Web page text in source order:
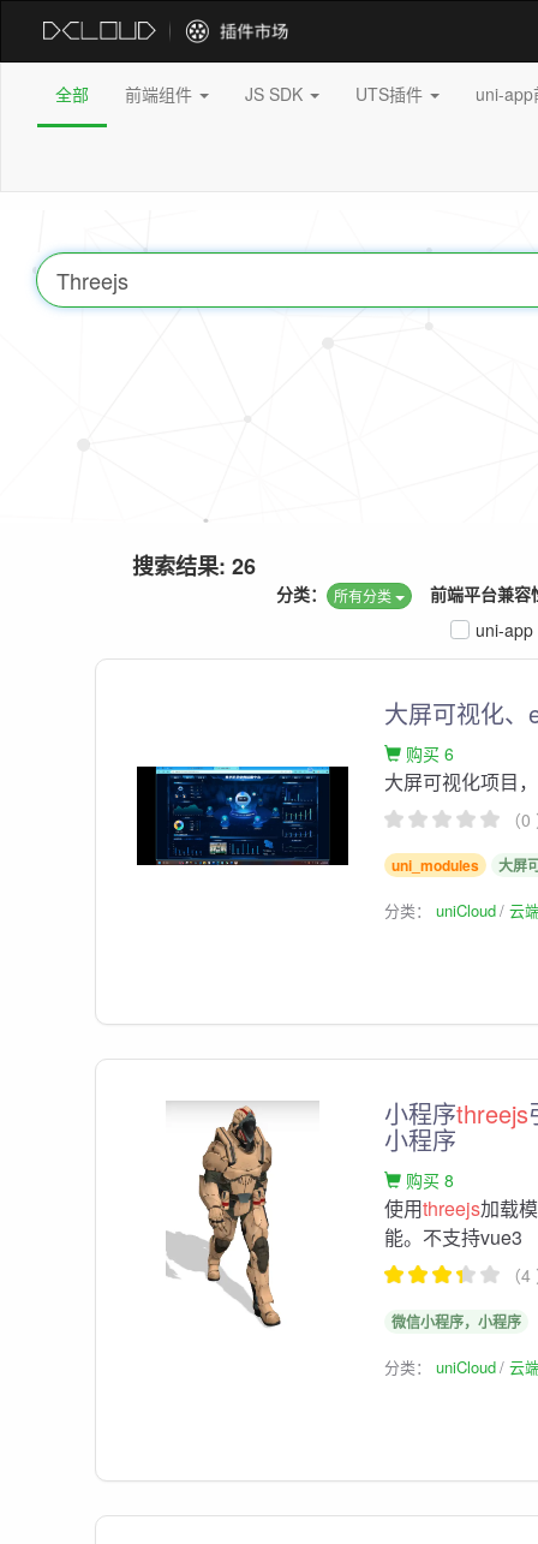
全部 前端组件 JS SDK UTS插件 uni-
搜索结果: 26
前端平台兼容
分类： 所有分类
uni-app
大屏可视化
购买 6
大屏可视化项目
（
uni_modules 大屏
分类：uniCloud 云
小程序threejs
小程序
购买 8
使用threejs加载
能。不支持vue3
（
微信小程序，小程序
分类：uniCloud 云